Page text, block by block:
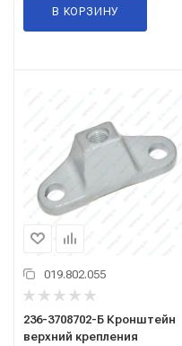
В КОРЗИНУ
019.802.055
236-3708702-Б Кронштейн
верхний крепления